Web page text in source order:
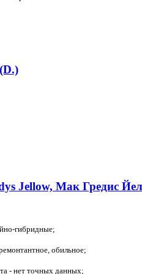
Jellow, Мак Гредис
гибридные;
обильное;
- нет точных данных;